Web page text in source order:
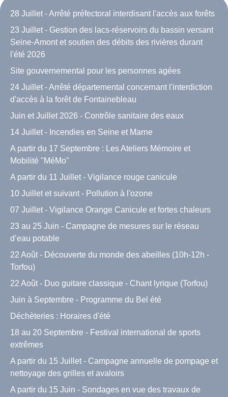
28 Juillet - Arrêté préfectoral interdisant l'accès aux forêts
23 Juillet - Gestion des lacs-réservoirs du bassin versant
Seine-Amont et soutien des débits des rivières durant
l'été 2026
Site gouvernemental pour les personnes agées
24 Juillet - Arrêté départemental concernant l'interdiction
d'accès à la forêt de Fontainebleau
Juin et Juillet 2026 - Contrôle sanitaire des eaux
14 Juillet - Incendies en Seine et Marne
A partir du 17 Septembre : Les Ateliers Mémoire et
Mobilité "MéMo"
A partir du 11 Juillet - Vigilance rouge canicule
10 Juillet et suivant - Pollution à l'ozone
07 Juillet - Vigilance Orange Canicule et fortes chaleurs
23 au 25 Juin - Campagne de mesures sur le réseau
d’eau potable
22 Août - Découverte du monde des abeilles (10h-12h -
Torfou)
22 Août - Duo guitare classique - Chant lyrique (Torfou)
Juin à Septembre - Programme du Bel été
Déchèteries : Horaires d'été
18 au 20 Septembre - Festival international de sports
extrêmes
A partir du 15 Juillet - Campagne annuelle de pompage et
nettoyage des grilles et avaloirs
A partir du 15 Juin - Sondages en vue des travaux de